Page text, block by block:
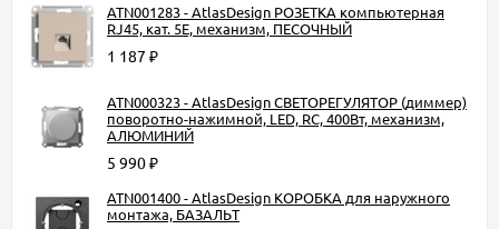
ATN001283 - AtlasDesign РОЗЕТКА компьютерная
RJ45, кат. 5Е, механизм, ПЕСОЧНЫЙ
1 187 ₽
ATN000323 - AtlasDesign СВЕТОРЕГУЛЯТОР (диммер)
поворотно-нажимной, LED, RC, 400Вт, механизм,
АЛЮМИНИЙ
5 990₽
ATN001400 - AtlasDesign КОРОБКА для наружного
монтажа, БАЗАЛЬТ